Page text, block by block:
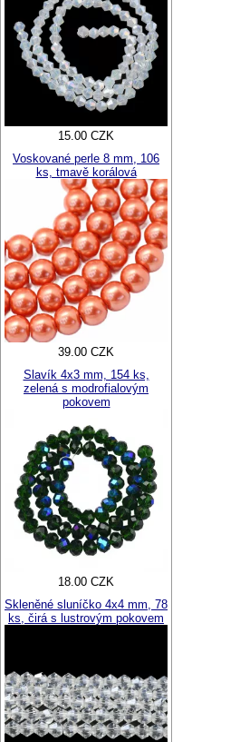
15.00 CZK
Voskované perle 8 mm, 106
ks, tmavě korálová
39.00 CZK
Slavík 4x3 mm, 154 ks,
zelená s modrofialovým
pokovem
18.00 CZK
Skleněné sluníčko 4x4 mm, 78
ks, čirá s lustrovým pokovem